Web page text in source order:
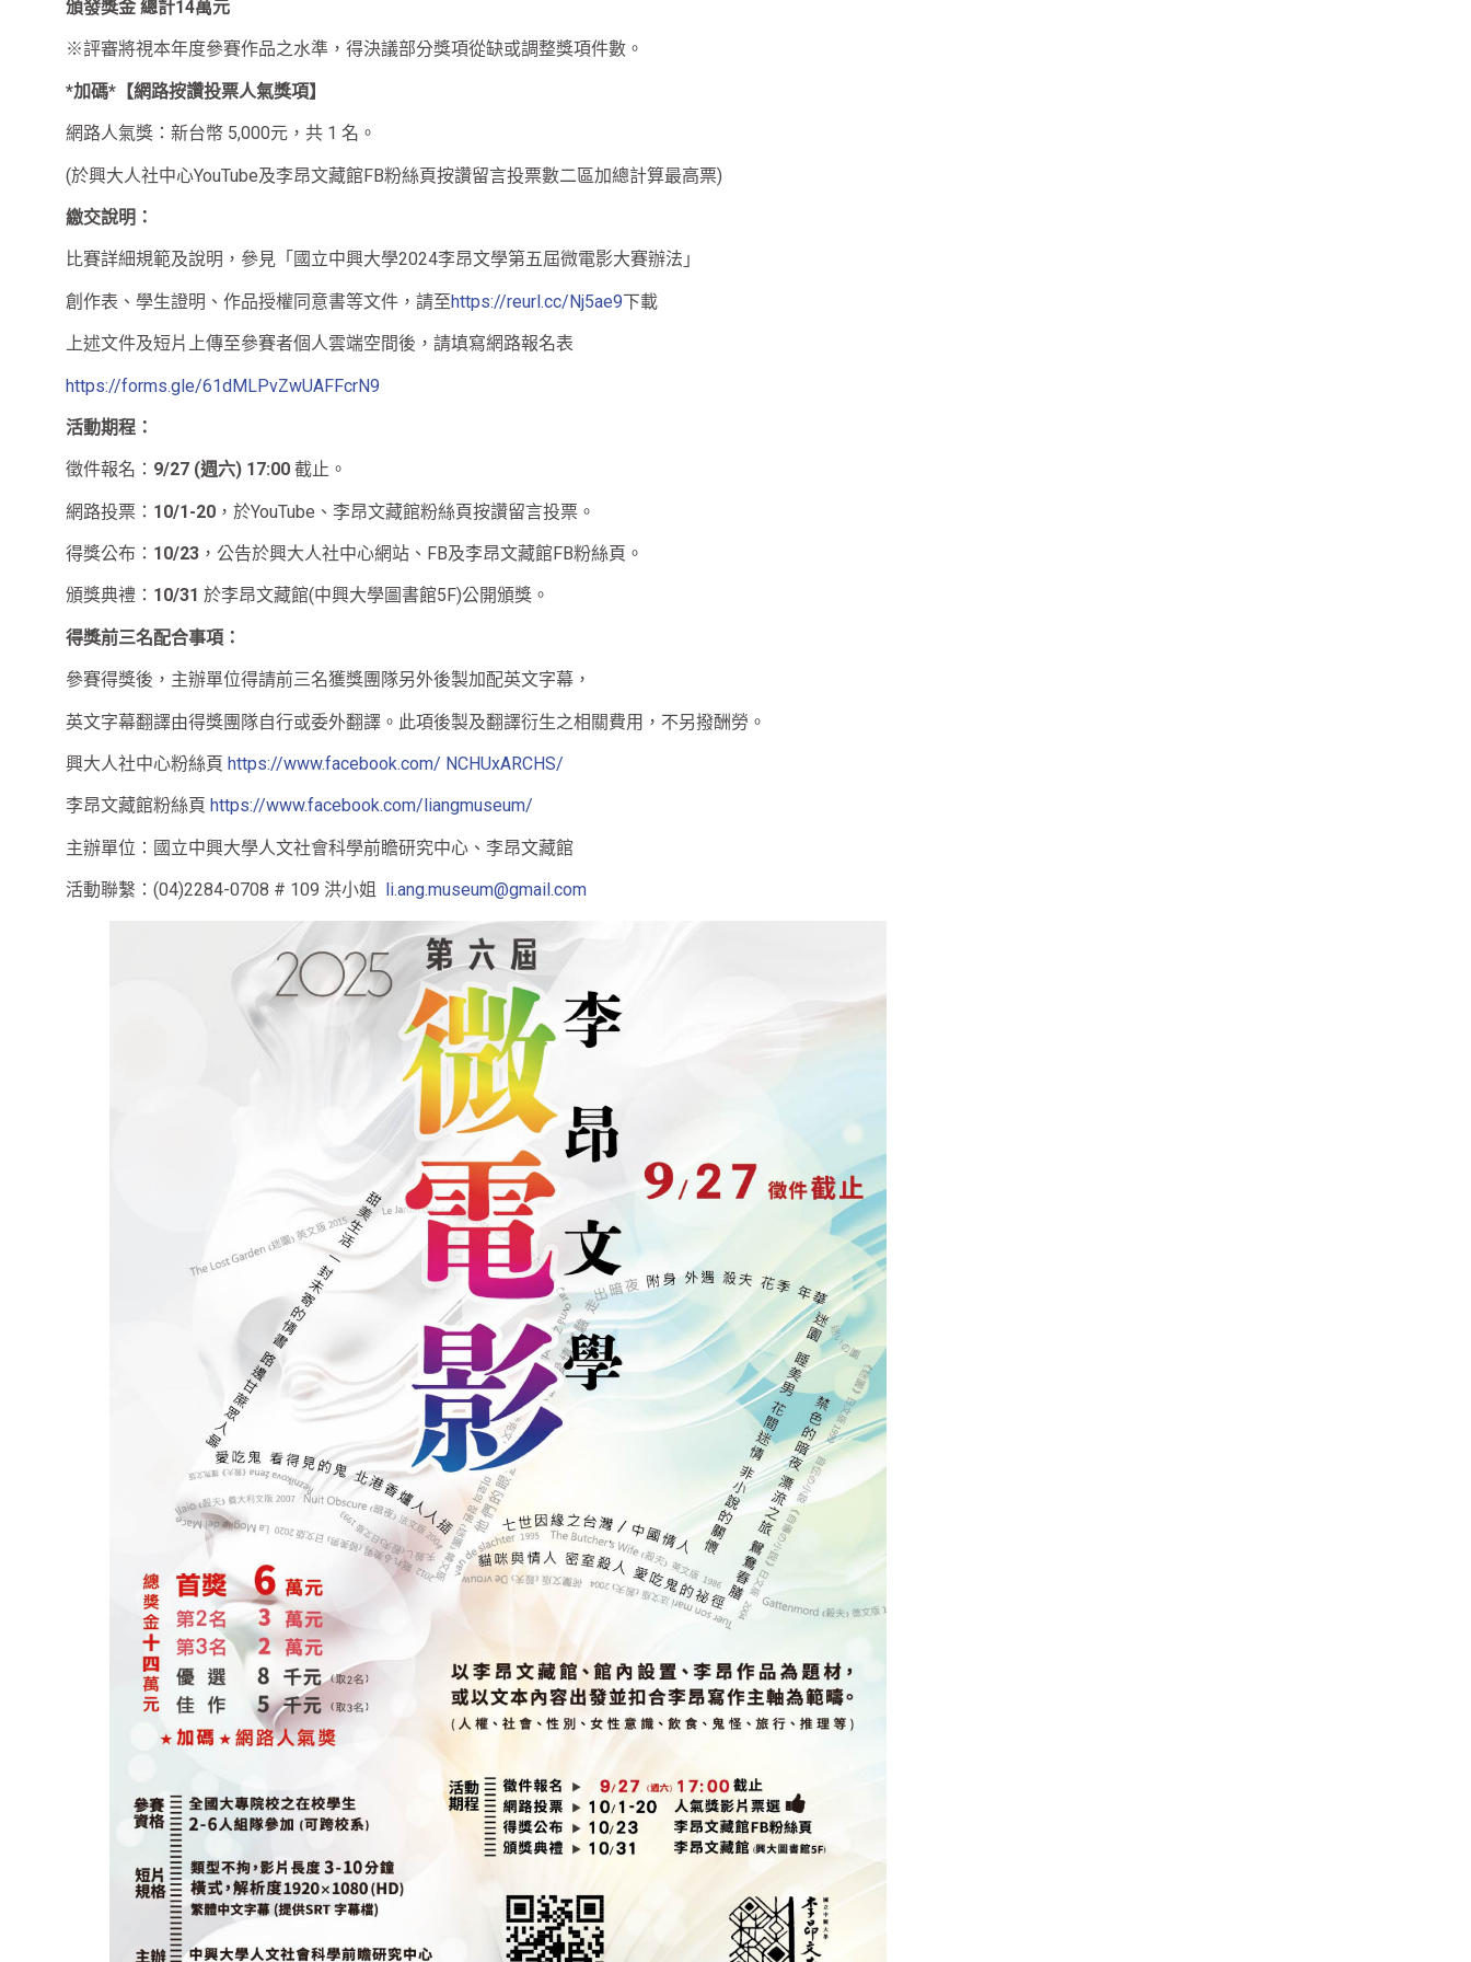
頒發獎金 總計14萬元
※評審將視本年度參賽作品之水準，得決議部分獎項從缺或調整獎項件數。
*加碼*【網路按讚投票人氣獎項】
網路人氣獎：新台幣 5,000元，共 1 名。
(於興大人社中心YouTube及李昂文藏館FB粉絲頁按讚留言投票數二區加總計算最高票)
繳交說明：
比賽詳細規範及說明，參見「國立中興大學2024李昂文學第五屆微電影大賽辦法」
創作表、學生證明、作品授權同意書等文件，請至https://reurl.cc/Nj5ae9下載
上述文件及短片上傳至參賽者個人雲端空間後，請填寫網路報名表
https://forms.gle/61dMLPvZwUAFFcrN9
活動期程：
徵件報名： 9/27 (週六) 17:00 截止。
網路投票： 10/1-20 ，於YouTube、李昂文藏館粉絲頁按讚留言投票。
得獎公布： 10/23 ，公告於興大人社中心網站、FB及李昂文藏館FB粉絲頁。
頒獎典禮： 10/31 於李昂文藏館(中興大學圖書館5F)公開頒獎。
得獎前三名配合事項：
參賽得獎後，主辦單位得請前三名獲獎團隊另外後製加配英文字幕，
英文字幕翻譯由得獎團隊自行或委外翻譯。此項後製及翻譯衍生之相關費用，不另撥酬勞。
興大人社中心粉絲頁 https://www.facebook.com/ NCHUxARCHS/
李昂文藏館粉絲頁 https://www.facebook.com/liangmuseum/
主辦單位：國立中興大學人文社會科學前瞻研究中心、李昂文藏館
活動聯繫：(04)2284-0708 # 109 洪小姐 li.ang.museum@gmail.com